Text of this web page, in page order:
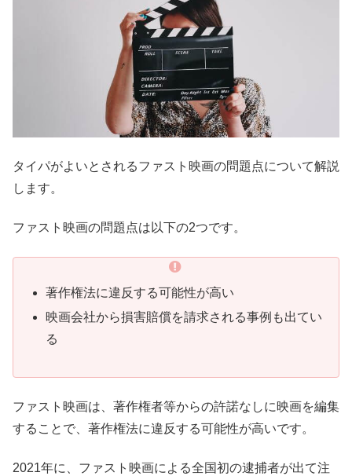
タイパがよいとされるファスト映画の問題点について解説
します。
ファスト映画の問題点は以下の2つです。
著作権法に違反する可能性が高い
映画会社から損害賠償を請求される事例も出てい
る
ファスト映画は、著作権者等からの許諾なしに映画を編集
することで、著作権法に違反する可能性が高いです。
2021年に、ファスト映画による全国初の逮捕者が出て注